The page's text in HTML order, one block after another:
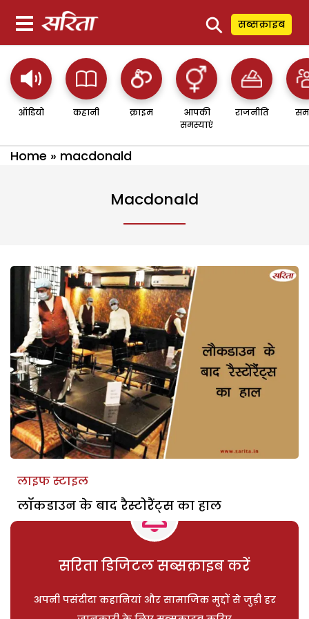
⚲ सब्सक्राइब
ऑडियो कहानी क्राइम
आपकी
समस्याएं
राजनीति
Home » macdonald
Macdonald
लाइफ स्टाइल
लॉकडाउन के बाद रैस्टोरैंट्स का हाल
सरिता डिजिटल सब्सक्राइब करें
अपनी पसंदीदा कहानियां और सामाजिक मुद्दों से जुड़ी हर